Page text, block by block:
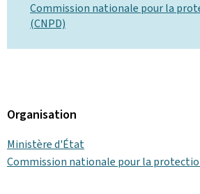
Commission nationale pour la
(CNPD)
Organisation
Ministère d'État
Commission nationale pour la